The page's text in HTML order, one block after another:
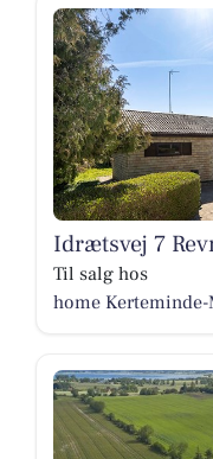
Idrætsvej 7
Til salg hos
home Kerteminde-